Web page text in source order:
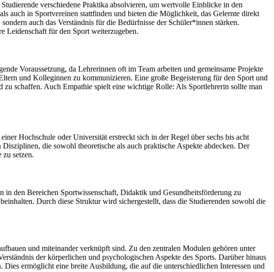
verschiedene Praktika absolvieren, um wertvolle Einblicke in den
auch in Sportvereinen stattfinden und bieten die Möglichkeit, das Gelernte direkt
auch das Verständnis für die Bedürfnisse der Schüler*innen stärken.
Leidenschaft für den Sport weiterzugeben.
Voraussetzung, da Lehrerinnen oft im Team arbeiten und gemeinsame Projekte
und Kolleginnen zu kommunizieren. Eine große Begeisterung für den Sport und
schaffen. Auch Empathie spielt eine wichtige Rolle: Als Sportlehrerin sollte man
Hochschule oder Universität erstreckt sich in der Regel über sechs bis acht
die sowohl theoretische als auch praktische Aspekte abdecken. Der
setzen.
in den Bereichen Sportwissenschaft, Didaktik und Gesundheitsförderung zu
Durch diese Struktur wird sichergestellt, dass die Studierenden sowohl die
und miteinander verknüpft sind. Zu den zentralen Modulen gehören unter
der körperlichen und psychologischen Aspekte des Sports. Darüber hinaus
ermöglicht eine breite Ausbildung, die auf die unterschiedlichen Interessen und